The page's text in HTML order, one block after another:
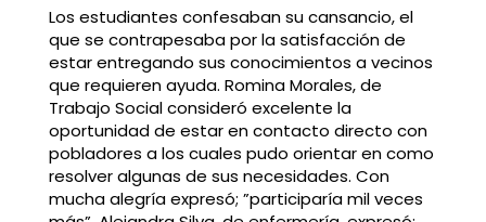
Los estudiantes confesaban su cansancio, el
que se contrapesaba por la satisfacción de
estar entregando sus conocimientos a vecinos
que requieren ayuda. Romina Morales, de
Trabajo Social consideró excelente la
oportunidad de estar en contacto directo con
pobladores a los cuales pudo orientar en como
resolver algunas de sus necesidades. Con
mucha alegría expresó; ”participaría mil veces